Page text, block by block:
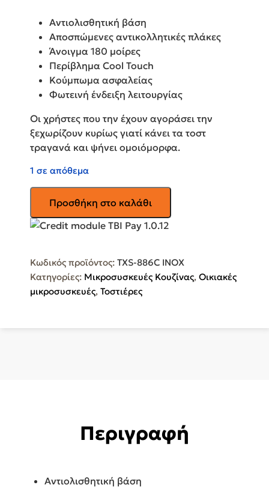
Αντιολισθητική βάση
Αποσπώμενες αντικολλητικές πλάκες
Άνοιγμα 180 μοίρες
Περίβλημα Cool Touch
Κούμπωμα ασφαλείας
Φωτεινή ένδειξη λειτουργίας
Οι χρήστες που την έχουν αγοράσει την
ξεχωρίζουν κυρίως γιατί κάνει τα τοστ
τραγανά και ψήνει ομοιόμορφα.
1 σε απόθεμα
Τοστιέρα
με
για
2
Τοστ
Προσθήκη στο καλάθι
Κωδικός προϊόντος: TXS-886C INOX
Κατηγορίες: Μικροσυσκευές Κουζίνας, Οικιακές
μικροσυσκευές, Τοστιέρες
Περιγραφή
Αντιολισθητική βάση